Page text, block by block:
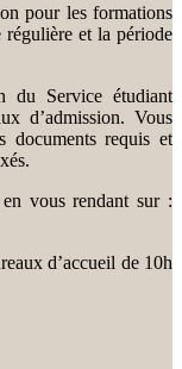
pour les formations
et la période
du Service étudiant
d’admission. Vous
documents requis et
vous rendant sur :
d’accueil de 10h